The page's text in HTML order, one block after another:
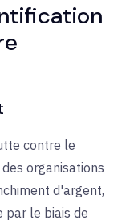
contre le
organisations
d'argent,
par le biais de